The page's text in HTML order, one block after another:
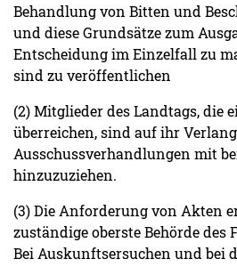
Behandlung von Bitten und
und diese Grundsätze zum
Entscheidung im Einzelfall zu
sind zu veröffentlichen
(2) Mitglieder des Landtags, die
überreichen, sind auf ihr
Ausschussverhandlungen mit
hinzuzuziehen.
(3) Die Anforderung von Akten
zuständige oberste Behörde des
Bei Auskunftsersuchen und bei